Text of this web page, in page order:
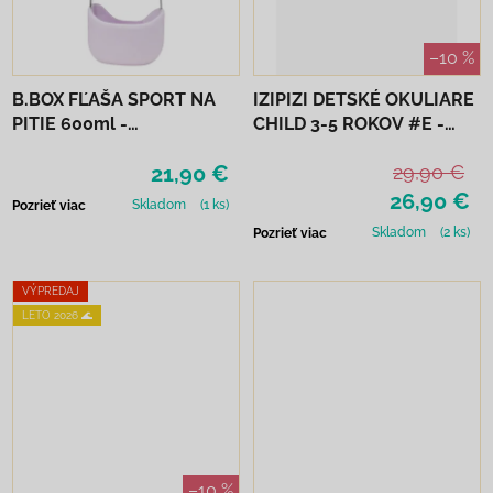
B.BOX FĽAŠA SPORT NA
PITIE 600ml -
21,90 €
Pozrieť viac Skladom (1 ks)
–10 %
IZIPIZI DETSKÉ OKULIARE
CHILD 3-5 ROKOV #E -
26,90 €
29,90 €
Pozrieť viac Skladom (2 ks)
VÝPREDAJ
LETO 2026 🌊